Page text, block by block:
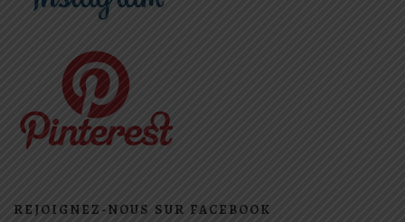
REJOIGNEZ-NOUS SUR FACEBOOK